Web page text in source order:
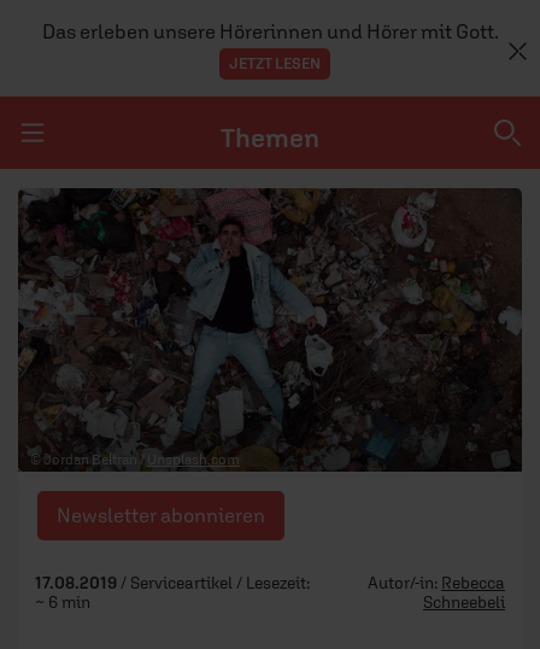
Das erleben unsere Hörerinnen und Hörer mit Gott.
JETZT LESEN
Navigation überspringen
Themen
Themen
DOSSIERS
GLAUBE
MENSCHEN
GESELLSCHAFT
TEAM
© Jordan Beltran / Unsplash.com
Newsletter abonnieren
17.08.2019 / Serviceartikel / Lesezeit:
~ 6 min
Autor/-in: Rebecca
Schneebeli